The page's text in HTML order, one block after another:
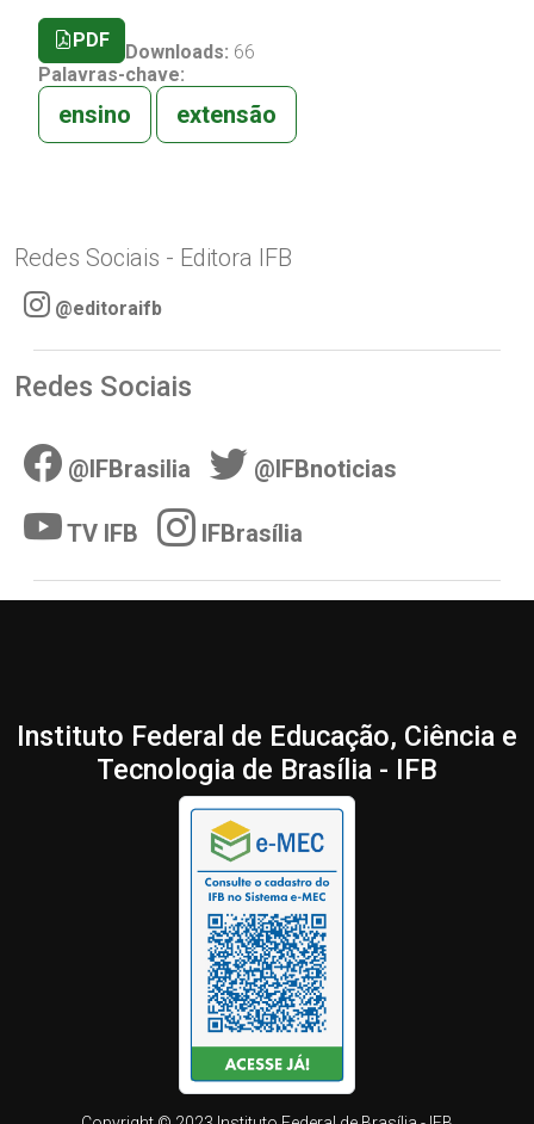
PDF
Downloads: 66
Palavras-chave:
ensino extensão
Redes Sociais - Editora IFB
@editoraifb
Redes Sociais
@IFBrasilia @IFBnoticias
TV IFB IFBrasília
Instituto Federal de Educação, Ciência e
Tecnologia de Brasília - IFB